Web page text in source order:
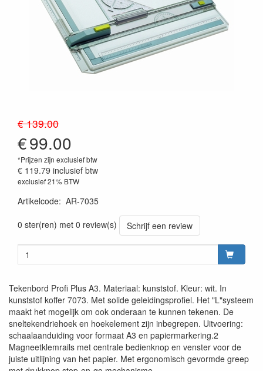
€ 139.00
€99.00
*Prijzen zijn exclusief btw
€ 119.79 inclusief btw
exclusief 21% BTW
Artikelcode: AR-7035
0 ster(ren) met 0 review(s)
Schrijf een review
Tekenbord Profi Plus A3. Materiaal: kunststof. Kleur: wit. In
kunststof koffer 7073. Met solide geleidingsprofiel. Het "L"systeem
maakt het mogelijk om ook onderaan te kunnen tekenen. De
sneltekendriehoek en hoekelement zijn inbegrepen. Uitvoering:
schaalaanduiding voor formaat A3 en papiermarkering.2
Magneetklemrails met centrale bedienknop en venster voor de
juiste uitlijning van het papier. Met ergonomisch gevormde greep